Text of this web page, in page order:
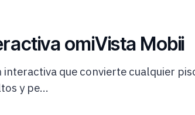
omiVista Mobii
que convierte cualquier
y pe...